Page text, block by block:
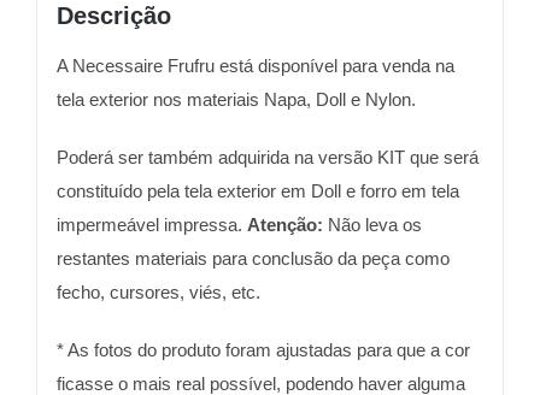
Descrição
A Necessaire Frufru está disponível para venda na
tela exterior nos materiais Napa, Doll e Nylon.
Poderá ser também adquirida na versão KIT que será
constituído pela tela exterior em Doll e forro em tela
impermeável impressa. Atenção: Não leva os
restantes materiais para conclusão da peça como
fecho, cursores, viés, etc.
* As fotos do produto foram ajustadas para que a cor
ficasse o mais real possível, podendo haver alguma